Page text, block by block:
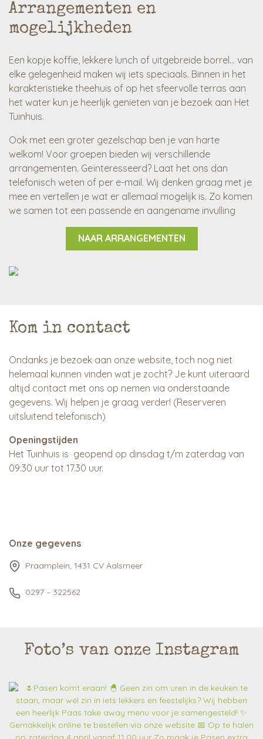
Arrangementen en
mogelijkheden
Een kopje koffie, lekkere lunch of uitgebreide borrel… van
elke gelegenheid maken wij iets speciaals. Binnen in het
karakteristieke theehuis of op het sfeervolle terras aan
het water kun je heerlijk genieten van je bezoek aan Het
Tuinhuis.
Ook met een groter gezelschap ben je van harte
welkom! Voor groepen bieden wij verschillende
arrangementen. Geïnteresseerd? Laat het ons dan
telefonisch weten of per e-mail. Wij denken graag met je
mee en vertellen je wat er allemaal mogelijk is. Zo komen
we samen tot een passende en aangename invulling
NAAR ARRANGEMENTEN
Kom in contact
Ondanks je bezoek aan onze website, toch nog niet
helemaal kunnen vinden wat je zocht? Je kunt uiteraard
altijd contact met ons op nemen via onderstaande
gegevens. Wij helpen je graag verder! (Reserveren
uitsluitend telefonisch)
Openingstijden
Het Tuinhuis is geopend op dinsdag t/m zaterdag van
09:30 uur tot 17.30 uur.
Onze gegevens
Praamplein, 1431 CV Aalsmeer
0297 – 322562
Foto’s van onze Instagram